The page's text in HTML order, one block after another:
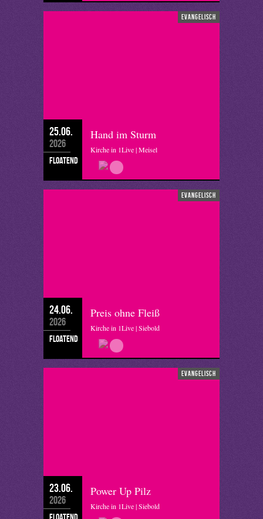
evangelisch
25.06.
2026
floatend
Hand im Sturm
Kirche in 1Live | Meisel
evangelisch
24.06.
2026
floatend
Preis ohne Fleiß
Kirche in 1Live | Siebold
evangelisch
23.06.
2026
floatend
Power Up Pilz
Kirche in 1Live | Siebold